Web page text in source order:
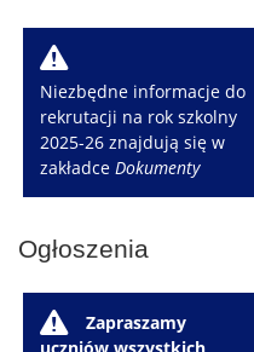
W
Niezbędne informacje do
rekrutacji na rok szkolny
2025-26 znajdują się w
zakładceDokumenty
Ogłoszenia
W
Zapraszamy
uczniów wszystkich